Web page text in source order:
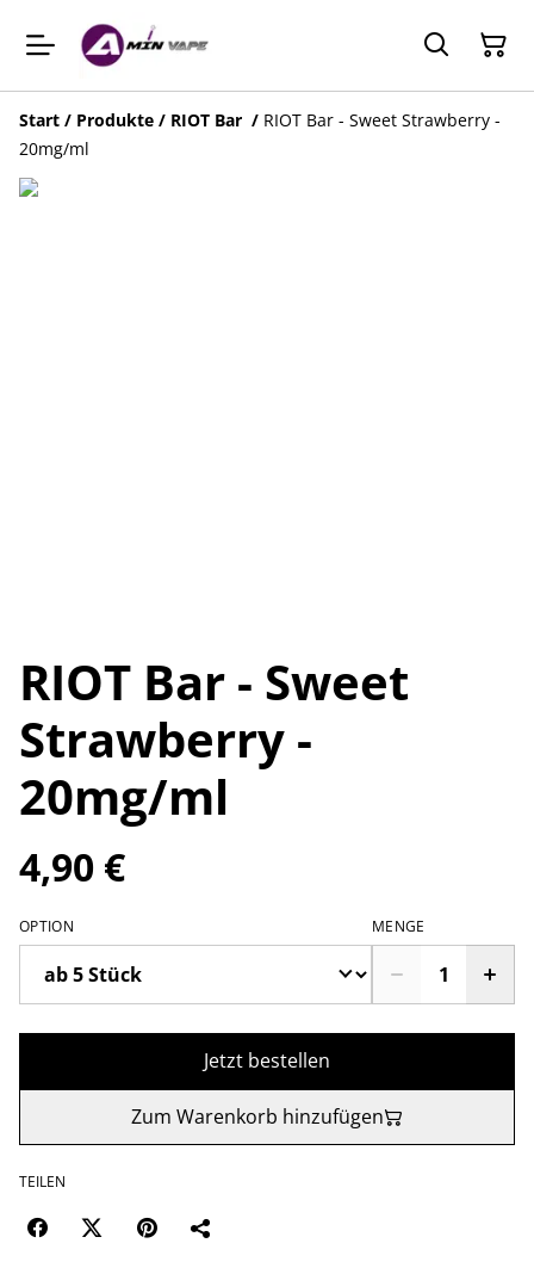
Start / Produkte / RIOT Bar / RIOT Bar - Sweet Strawberry -
20mg/ml
RIOT Bar - Sweet
Strawberry -
20mg/ml
4,90 €
OPTION MENGE
Jetzt bestellen
Zum Warenkorb hinzufügen
TEILEN